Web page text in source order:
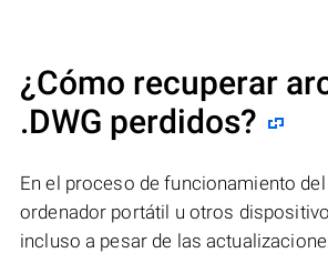
¿Cómo recuperar
.DWG perdidos?
En el proceso de funcionamiento
ordenador portátil u otros
incluso a pesar de las